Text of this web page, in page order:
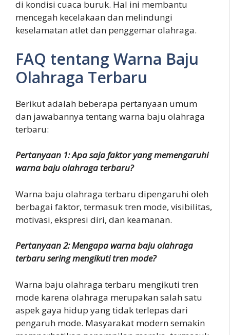
di kondisi cuaca buruk. Hal ini membantu
mencegah kecelakaan dan melindungi
keselamatan atlet dan penggemar olahraga.
FAQ tentang Warna Baju
Olahraga Terbaru
Berikut adalah beberapa pertanyaan umum
dan jawabannya tentang warna baju olahraga
terbaru:
Pertanyaan 1: Apa saja faktor yang memengaruhi
warna baju olahraga terbaru?
Warna baju olahraga terbaru dipengaruhi oleh
berbagai faktor, termasuk tren mode, visibilitas,
motivasi, ekspresi diri, dan keamanan.
Pertanyaan 2: Mengapa warna baju olahraga
terbaru sering mengikuti tren mode?
Warna baju olahraga terbaru mengikuti tren
mode karena olahraga merupakan salah satu
aspek gaya hidup yang tidak terlepas dari
pengaruh mode. Masyarakat modern semakin